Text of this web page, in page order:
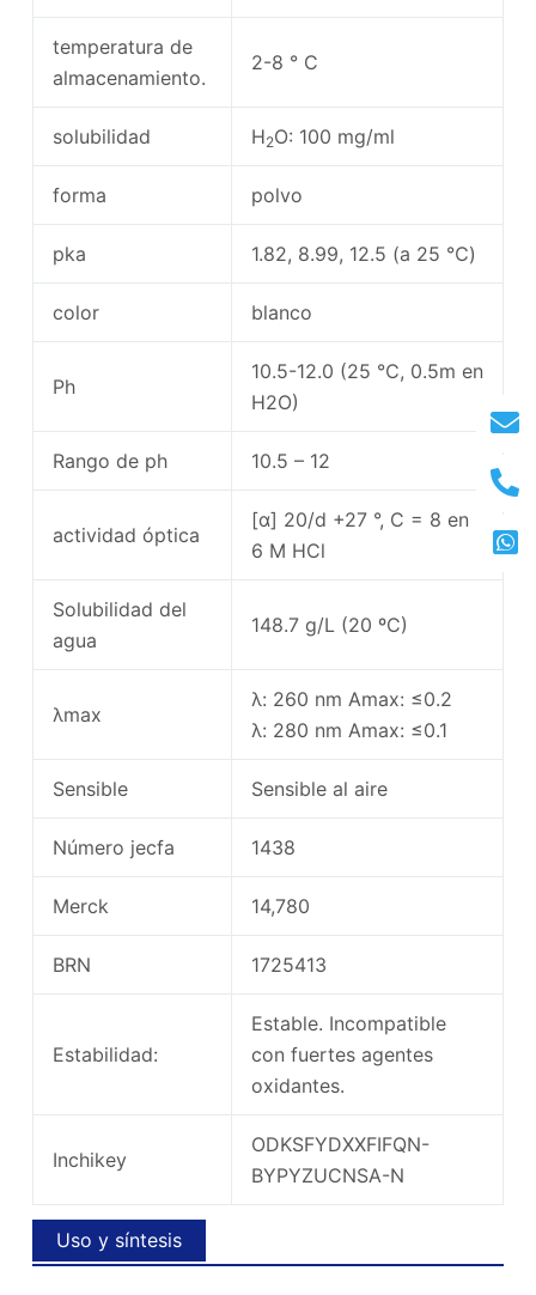
temperatura de
almacenamiento.
2-8 ° C
solubilidad H2O: 100 mg/ml
forma polvo
pka 1.82, 8.99, 12.5 (a 25 ℃)
color blanco
Ph
10.5-12.0 (25 ℃, 0.5m en
H2O)
Rango de ph 10.5 – 12
actividad óptica
[α] 20/d +27 °, C = 8 en
6 M HCl
Solubilidad del
agua
148.7 g/L (20 ºC)
λmax
λ: 260 nm Amax: ≤0.2
λ: 280 nm Amax: ≤0.1
Sensible Sensible al aire
Número jecfa 1438
Merck 14,780
BRN 1725413
Estabilidad:
Estable. Incompatible
con fuertes agentes
oxidantes.
Inchikey
ODKSFYDXXFIFQN-
BYPYZUCNSA-N
Uso y síntesis